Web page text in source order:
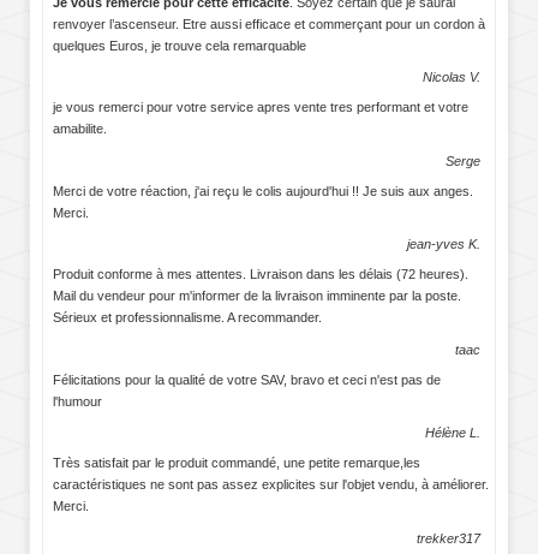
renvoyer l’ascenseur. Etre aussi efficace et commerçant pour un cordon à
quelques Euros, je trouve cela remarquable
Nicolas V.
je vous remerci pour votre service apres vente tres performant et votre
amabilite.
Serge
Merci de votre réaction, j'ai reçu le colis aujourd'hui !! Je suis aux anges.
Merci.
jean-yves K.
Produit conforme à mes attentes. Livraison dans les délais (72 heures).
Mail du vendeur pour m'informer de la livraison imminente par la poste.
Sérieux et professionnalisme. A recommander.
taac
Félicitations pour la qualité de votre SAV, bravo et ceci n'est pas de
l'humour
Hélène L.
Très satisfait par le produit commandé, une petite remarque,les
caractéristiques ne sont pas assez explicites sur l'objet vendu, à améliorer.
Merci.
trekker317